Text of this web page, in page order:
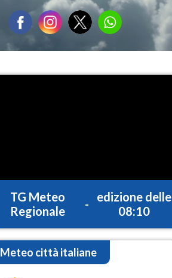
TG Meteo
Regionale
-
edizione delle
08:10
Meteo città italiane